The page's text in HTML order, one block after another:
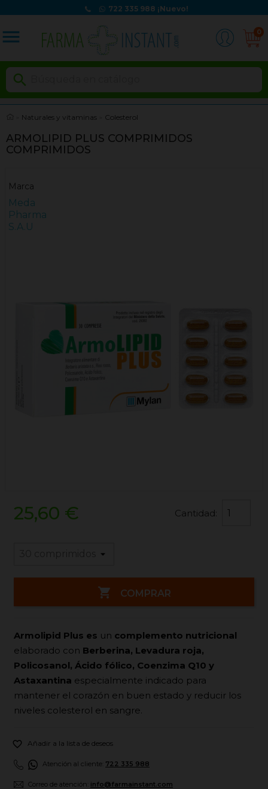
722 335 988 ¡Nuevo!
menu 0

Naturales y vitaminas Colesterol
ARMOLIPID PLUS COMPRIMIDOS
COMPRIMIDOS
Marca
Meda
Pharma
S.A.U
25,60 € Cantidad:
 COMPRAR
Armolipid Plus es un complemento nutricional
elaborado con Berberina, Levadura roja,
Policosanol, Ácido fólico, Coenzima Q10 y
Astaxantina especialmente indicado para
mantener el corazón en buen estado y reducir los
niveles colesterol en sangre.
 Añadir a la lista de deseos
Atención al cliente: 722 335 988
Correo de atención: info@farmainstant.com